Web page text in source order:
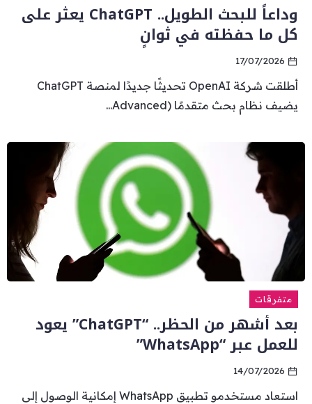
وداعاً للبحث الطويل.. ChatGPT يعثر على
كل ما حفظته في ثوانٍ
17/07/2026
أطلقت شركة OpenAI تحديثًا جديدًا لمنصة ChatGPT
يضيف نظام بحث متقدمًا (Advanced...
متفرقات
بعد أشهر من الحظر.. “ChatGPT” يعود
للعمل عبر “WhatsApp”
14/07/2026
استعاد مستخدمو تطبيق WhatsApp إمكانية الوصول إلى